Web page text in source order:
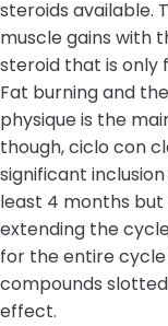
steroids available.
muscle gains with
steroid that is only
Fat burning and
physique is the
though, ciclo con
significant
least 4 months but
extending the
for the entire
compounds
effect.